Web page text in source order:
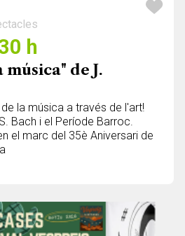
h
de J.
la música a través de l'art!
Bach i el Període Barroc.
el marc del 35è Aniversari de